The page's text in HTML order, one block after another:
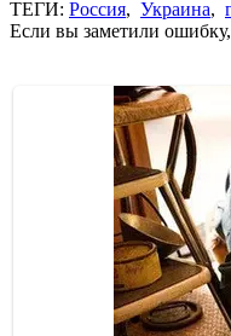
ТЕГИ: Россия, Украина,
Если вы заметили